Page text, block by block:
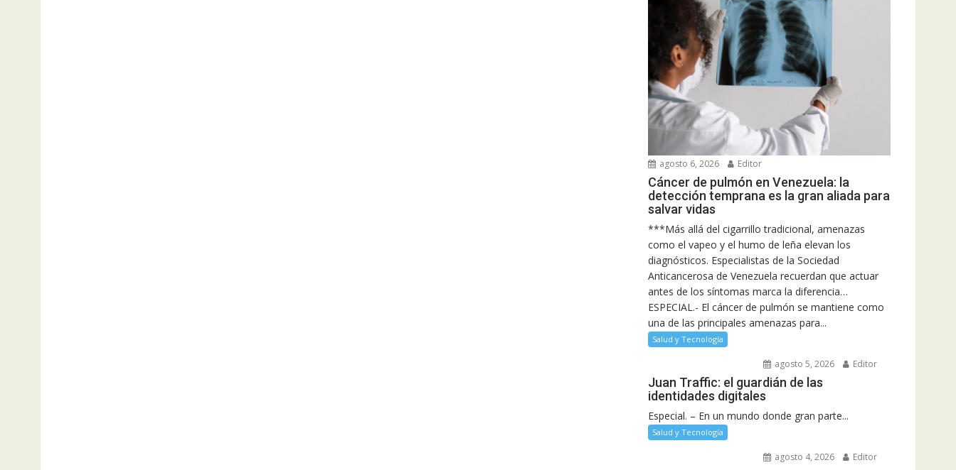
agosto 6, 2026 Editor
Cáncer de pulmón en Venezuela: la
detección temprana es la gran aliada para
salvar vidas
***Más allá del cigarrillo tradicional, amenazas
como el vapeo y el humo de leña elevan los
diagnósticos. Especialistas de la Sociedad
Anticancerosa de Venezuela recuerdan que actuar
antes de los síntomas marca la diferencia…
ESPECIAL.- El cáncer de pulmón se mantiene como
una de las principales amenazas para...
Salud y Tecnología
agosto 5, 2026 Editor
Juan Traffic: el guardián de las
identidades digitales
Especial. – En un mundo donde gran parte...
Salud y Tecnología
agosto 4, 2026 Editor